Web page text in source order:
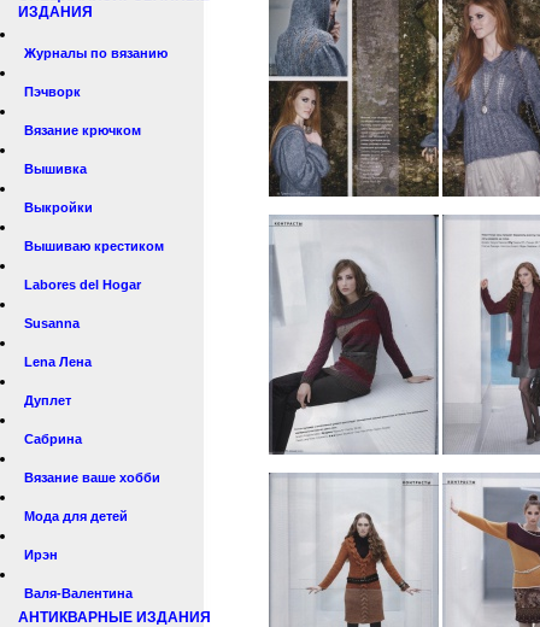
ИЗДАНИЯ
Журналы по вязанию
Пэчворк
Вязание крючком
Вышивка
Выкройки
Вышиваю крестиком
Labores del Hogar
Susanna
Lena Лена
Дуплет
Сабрина
Вязание ваше хобби
Мода для детей
Ирэн
Валя-Валентина
АНТИКВАРНЫЕ ИЗДАНИЯ